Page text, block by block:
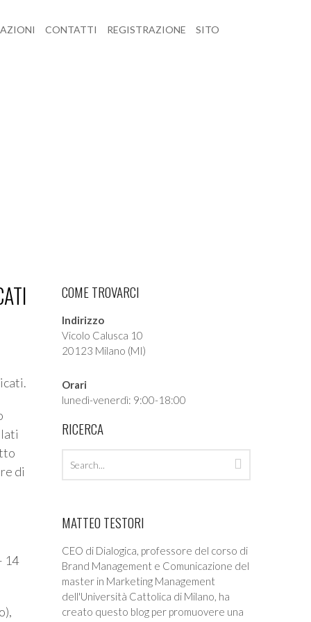
CONTATTI REGISTRAZIONE SITO
di
14
COME TROVARCI
Indirizzo
Vicolo Calusca 10
20123 Milano (MI)
Orari
lunedì-venerdì: 9:00-18:00
RICERCA
MATTEO TESTORI
CEO di Dialogica, professore del corso di
Brand Management e Comunicazione del
master in Marketing Management
dell'Università Cattolica di Milano, ha
creato questo blog per promuovere una